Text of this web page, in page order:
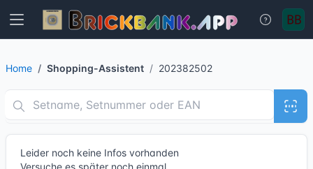
Home Shopping-Assistent 202382502
Leider noch keine Infos vorhanden
Versuche es später noch einmal.